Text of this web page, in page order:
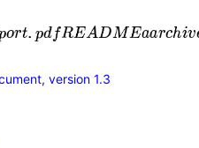
fREAD MEaarchive.tarmkdirhier.sh /
version 1.3